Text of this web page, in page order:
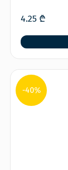
4.25 ₾
-40%